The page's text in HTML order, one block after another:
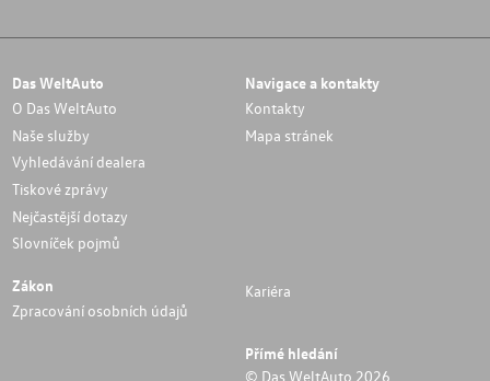
Das WeltAuto
O Das WeltAuto
Naše služby
Vyhledávání dealera
Tiskové zprávy
Nejčastější dotazy
Slovníček pojmů
Navigace a kontakty
Kontakty
Mapa stránek
Zákon
Zpracování osobních údajů
Kariéra
Přímé hledání
© Das WeltAuto 2026